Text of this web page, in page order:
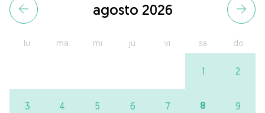
agosto 2026
lu ma mi ju vi sa do
1 2
3 4 5 6 7 8 9